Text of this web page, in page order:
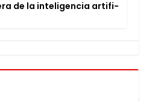
de la inte­li­gen­cia arti­fi­